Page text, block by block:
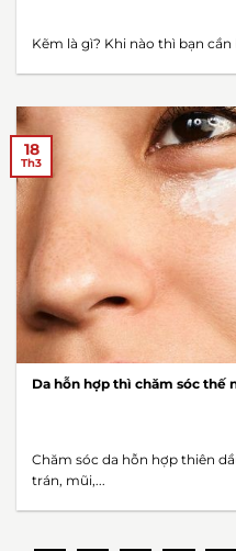
Kẽm là gì? Khi nào thì bạn
Da hỗn hợp thì chăm sóc thế
Chăm sóc da hỗn hợp thiên
trán, mũi,...
18
Th3